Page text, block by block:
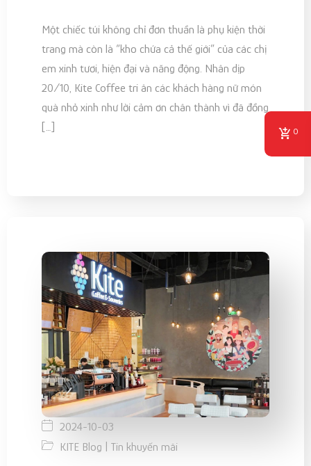
Một chiếc túi không chỉ đơn thuần là phụ kiện thời
trang mà còn là “kho chứa cả thế giới” của các chị
em xinh tươi, hiện đại và năng động. Nhân dịp
20/10, Kite Coffee tri ân các khách hàng nữ món
quà nhỏ xinh như lời cảm ơn chân thành vì đã đồng
[…]
2024-10-03
KITE Blog | Tin khuyến mãi
0